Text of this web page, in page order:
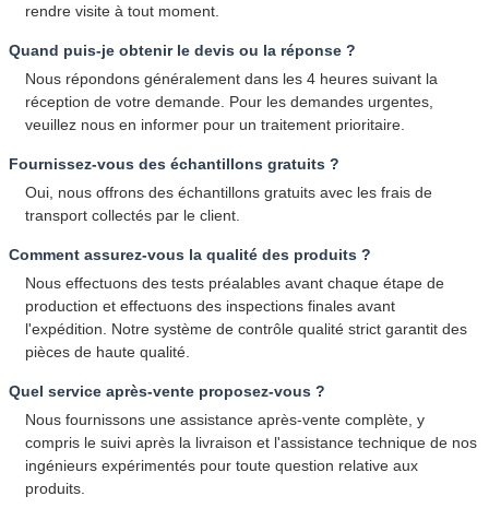
rendre visite à tout moment.
Quand puis-je obtenir le devis ou la réponse ?
Nous répondons généralement dans les 4 heures suivant la
réception de votre demande. Pour les demandes urgentes,
veuillez nous en informer pour un traitement prioritaire.
Fournissez-vous des échantillons gratuits ?
Oui, nous offrons des échantillons gratuits avec les frais de
transport collectés par le client.
Comment assurez-vous la qualité des produits ?
Nous effectuons des tests préalables avant chaque étape de
production et effectuons des inspections finales avant
l'expédition. Notre système de contrôle qualité strict garantit des
pièces de haute qualité.
Quel service après-vente proposez-vous ?
Nous fournissons une assistance après-vente complète, y
compris le suivi après la livraison et l'assistance technique de nos
ingénieurs expérimentés pour toute question relative aux
produits.